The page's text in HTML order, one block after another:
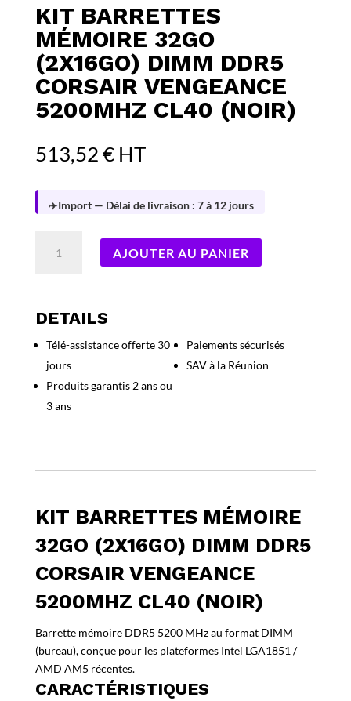
KIT BARRETTES
MÉMOIRE 32GO
(2X16GO) DIMM DDR5
CORSAIR VENGEANCE
5200MHZ CL40 (NOIR)
513,52€ HT
✈️Import — Délai de livraison : 7 à 12 jours
mémoire
(2x16Go)
DIMM
DDR5
Corsair
(Noir)
AJOUTER AU PANIER
DETAILS
Télé-assistance offerte 30
jours
Produits garantis 2 ans ou
3 ans
Paiements sécurisés
SAV à la Réunion
KIT BARRETTES MÉMOIRE
32GO (2X16GO) DIMM DDR5
CORSAIR VENGEANCE
5200MHZ CL40 (NOIR)
Barrette mémoire DDR5 5200 MHz au format DIMM
(bureau), conçue pour les plateformes Intel LGA1851 /
AMD AM5 récentes.
CARACTÉRISTIQUES